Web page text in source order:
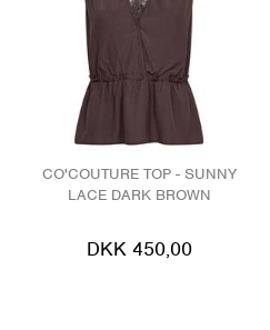
CO'COUTURE TOP - SUNNY
LACE DARK BROWN
DKK 450,00